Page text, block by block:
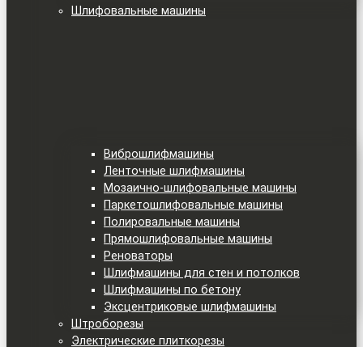
Шлифовальные машины
Виброшлифмашины
Ленточные шлифмашины
Мозаично-шлифовальные машины
Паркетошлифовальные машины
Полировальные машины
Прямошлифовальные машины
Реноваторы
Шлифмашины для стен и потолков
Шлифмашины по бетону
Эксцентриковые шлифмашины
Штроборезы
Электрические плиткорезы